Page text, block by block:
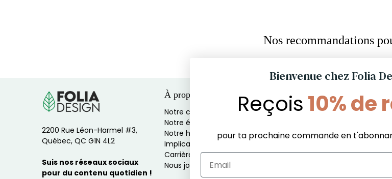
Nos recommandations
2200 Rue Léon-Harmel #3,
Québec, QC G1N 4L2
Suis nos réseaux sociaux
pour du contenu quotidien !
À propos
Notre culture
Notre équipe
Notre histoire
Implications sociales
Carrières
Nous joindre
Informations Boutique
La différence FOLIA
Politique de satisfaction et
Politique de confidentialité
Bienvenue chez Folia
Reçois10% de
pour ta prochaine commande en